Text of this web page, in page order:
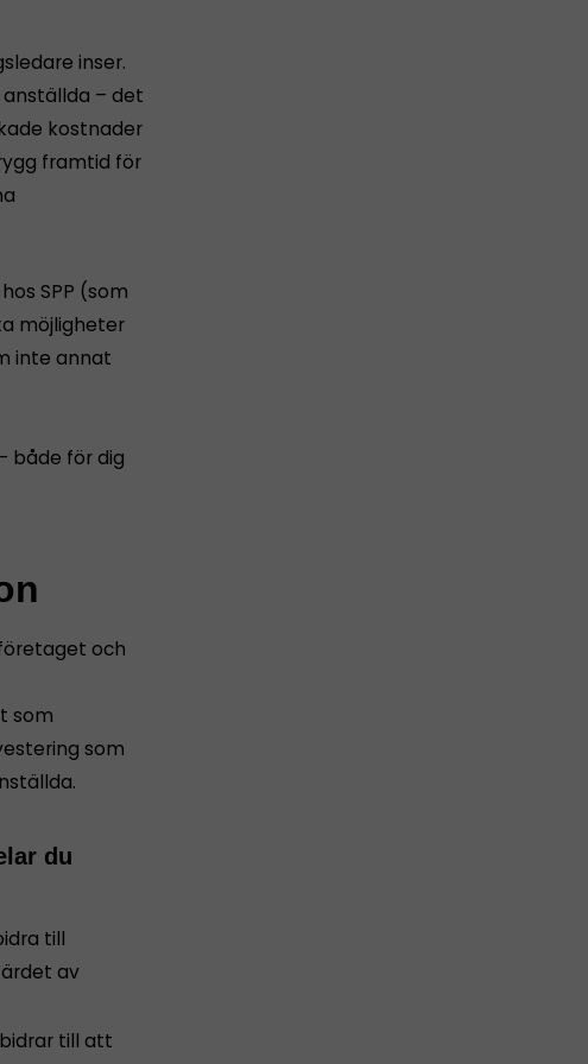
inser.
– det
kostnader
framtid för
SPP (som
möjligheter
inte annat
både för dig
och
som
som
du
till
av
till att